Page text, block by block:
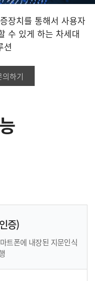
장치를 통해서 사용자
수 있게 하는 차세대
션
의하기
증)
트폰에 내장된 지문인식